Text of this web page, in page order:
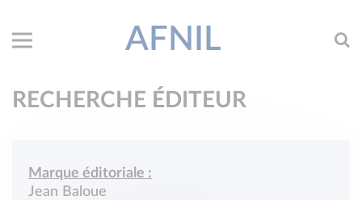
AFNIL
RECHERCHE ÉDITEUR
Marque éditoriale :
Jean Baloue